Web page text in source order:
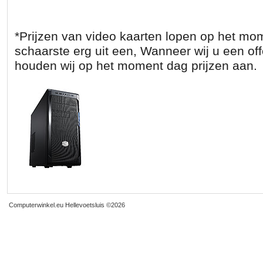
*Prijzen van video kaarten lopen op het
schaarste erg uit een, Wanneer wij u een
houden wij op het moment dag prijzen aan.
Computerwinkel.eu Hellevoetsluis ©2026